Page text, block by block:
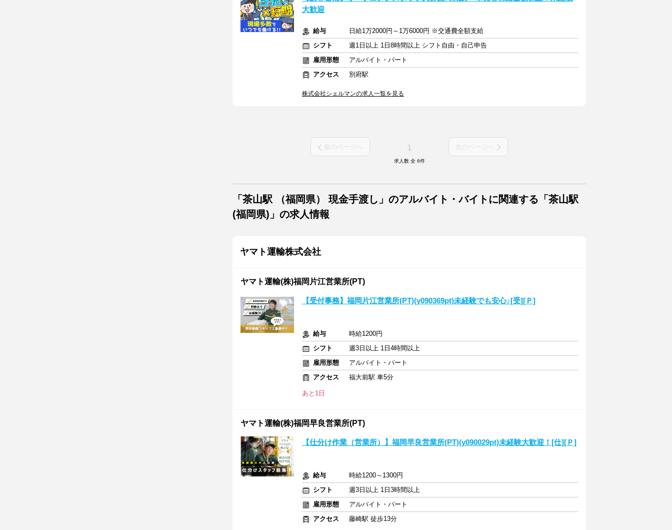
大歓迎
給与
日給1万2000円～1万6000円 ※交通費全額支給
シフト
週1日以上 1日8時間以上 シフト自由・自己申告
雇用形態
アルバイト・パート
アクセス
別府駅
株式会社シェルマンの求人一覧を見る
前のページへ 1 次のページへ
求人数 全 6件
「茶山駅 （福岡県） 現金手渡し」のアルバイト・バイトに関連する「茶山駅
(福岡県)」の求人情報
ヤマト運輸株式会社
ヤマト運輸(株)福岡片江営業所(PT)
【受付事務】福岡片江営業所(PT)(y090369pt)未経験でも安心♪[受][Ｐ]
給与
時給1200円
シフト
週3日以上 1日4時間以上
雇用形態
アルバイト・パート
アクセス
福大前駅 車5分
あと1日
ヤマト運輸(株)福岡早良営業所(PT)
【仕分け作業（営業所）】福岡早良営業所(PT)(y090029pt)未経験大歓迎！[仕][Ｐ]
給与
時給1200～1300円
シフト
週3日以上 1日3時間以上
雇用形態
アルバイト・パート
アクセス
藤崎駅 徒歩13分